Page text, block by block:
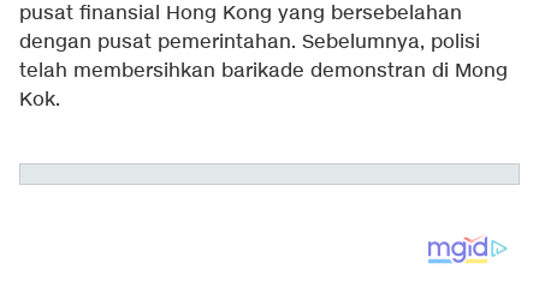
pusat finansial Hong Kong yang bersebelahan
dengan pusat pemerintahan. Sebelumnya, polisi
telah membersihkan barikade demonstran di Mong
Kok.